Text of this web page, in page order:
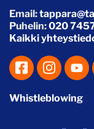
Email:
Puhelin:020
Kaikki
Whistleblowing